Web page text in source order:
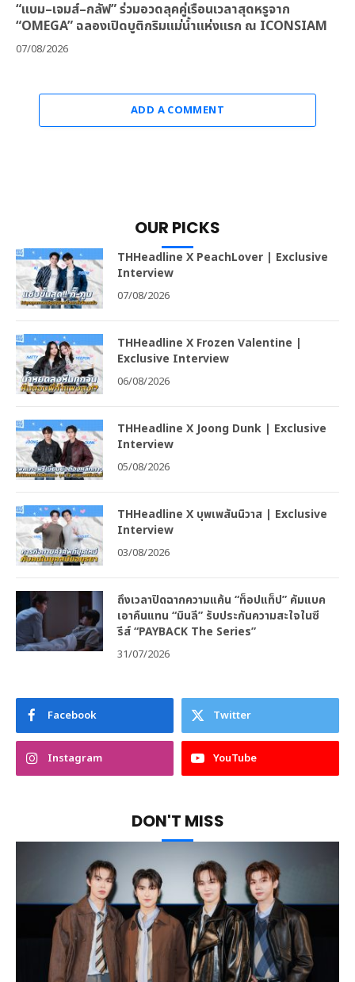
“แบม–เจมส์–กลัฟ” ร่วมอวดลุคคู่เรือนเวลาสุดหรูจาก
“OMEGA” ฉลองเปิดบูติกริมแม่น้ำแห่งแรก ณ ICONSIAM
07/08/2026
ADD A COMMENT
OUR PICKS
THHeadline X PeachLover | Exclusive
Interview
07/08/2026
THHeadline X Frozen Valentine |
Exclusive Interview
06/08/2026
THHeadline X Joong Dunk | Exclusive
Interview
05/08/2026
THHeadline X บุพเพสันนิวาส | Exclusive
Interview
03/08/2026
ถึงเวลาปิดฉากความแค้น “ท็อปแท็ป” คัมแบค
เอาคืนแทน “มินลี” รับประกันความสะใจในซี
รีส์ “PAYBACK The Series”
31/07/2026
Facebook Twitter
Instagram YouTube
DON'T MISS